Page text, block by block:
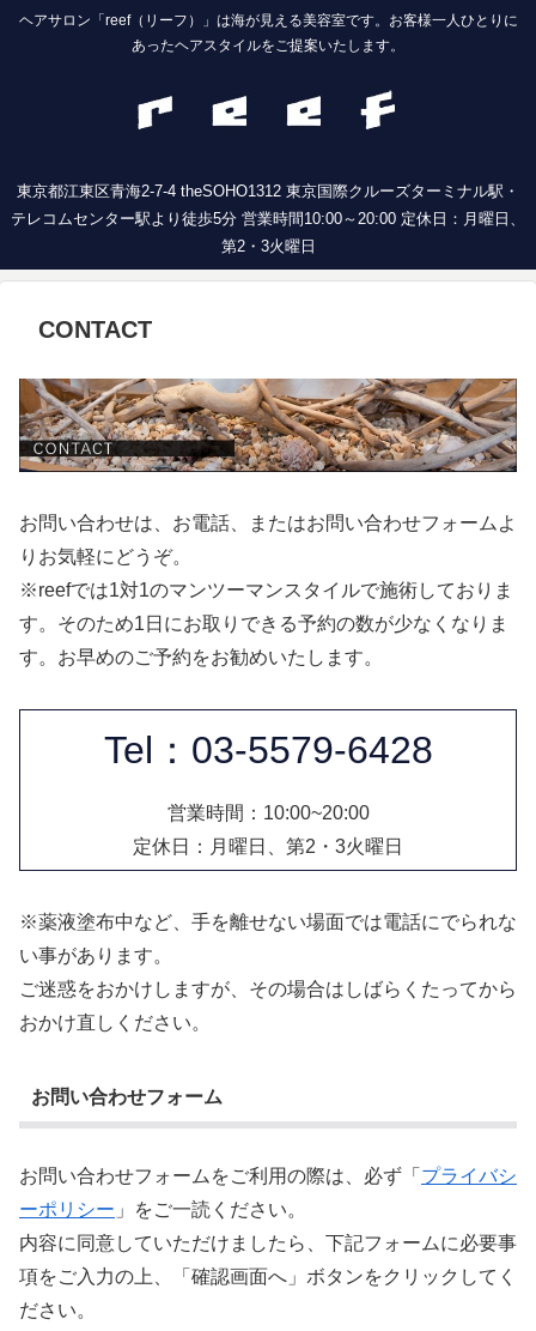
ヘアサロン「reef（リーフ）」は海が見える美容室です。お客様一人ひとりに
あったヘアスタイルをご提案いたします。
東京都江東区青海2-7-4 theSOHO1312 東京国際クルーズターミナル駅・
テレコムセンター駅より徒歩5分 営業時間10:00～20:00 定休日：月曜日、
第2・3火曜日
CONTACT
お問い合わせは、お電話、またはお問い合わせフォームよ
りお気軽にどうぞ。
※reefでは1対1のマンツーマンスタイルで施術しておりま
す。そのため1日にお取りできる予約の数が少なくなりま
す。お早めのご予約をお勧めいたします。
Tel：03-5579-6428
営業時間：10:00~20:00
定休日：月曜日、第2・3火曜日
※薬液塗布中など、手を離せない場面では電話にでられな
い事があります。
ご迷惑をおかけしますが、その場合はしばらくたってから
おかけ直しください。
お問い合わせフォーム
お問い合わせフォームをご利用の際は、必ず「 プライバシ
ーポリシー 」をご一読ください。
内容に同意していただけましたら、下記フォームに必要事
項をご入力の上、「確認画面へ」ボタンをクリックしてく
ださい。